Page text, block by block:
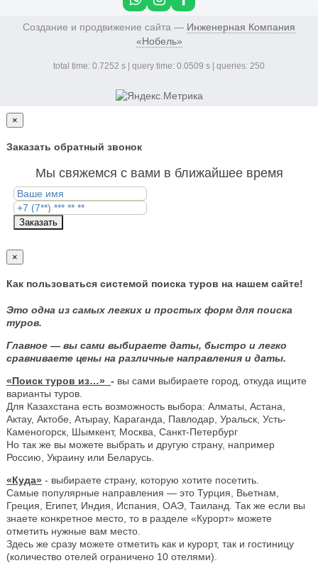
Создание и продвижение сайта — Инженерная Компания
«Нобель»
total time: 0.7252 s | query time: 0.0509 s | queries: 250
×
Заказать обратный звонок
Мы свяжемся с вами в ближайшее время
Заказать
×
Как пользоваться системой поиска туров на нашем сайте!
Это одна из самых легких и простых форм для поиска
туров.
Главное — вы сами выбираете даты, быстро и легко
сравниваете цены на различные направления и даты.
«Поиск туров из…» - вы сами выбираете город, откуда ищите
варианты туров.
Для Казахстана есть возможность выбора: Алматы, Астана,
Актау, Актобе, Атырау, Караганда, Павлодар, Уральск, Усть-
Каменогорск, Шымкент, Москва, Санкт-Петербург
Но так же вы можете выбрать и другую страну, например
Россию, Украину или Беларусь.
«Куда» - выбираете страну, которую хотите посетить.
Самые популярные направления — это Турция, Вьетнам,
Греция, Египет, Индия, Испания, ОАЭ, Таиланд. Так же если вы
знаете конкретное место, то в разделе «Курорт» можете
отметить нужные вам место.
Здесь же сразу можете отметить как и курорт, так и гостиницу
(количество отелей ограничено 10 отелями).